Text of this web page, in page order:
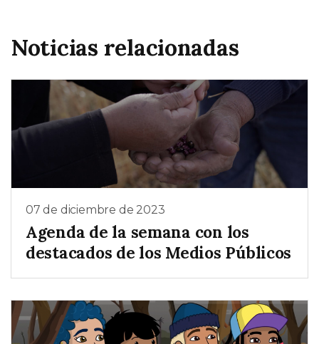
Noticias relacionadas
07 de diciembre de 2023
Agenda de la semana con los
destacados de los Medios Públicos